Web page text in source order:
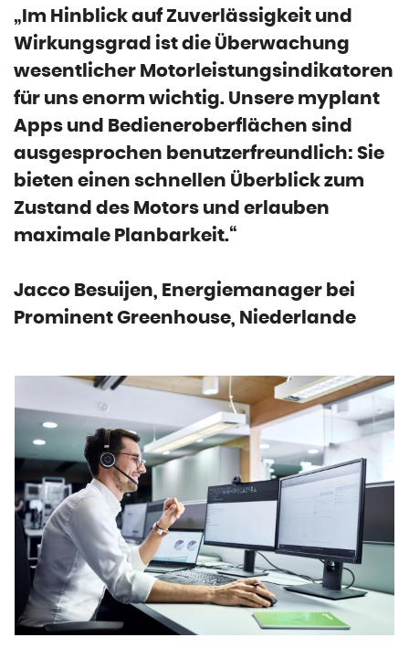
„Im Hinblick auf Zuverlässigkeit und
Wirkungsgrad ist die Überwachung
wesentlicher Motorleistungsindikatoren
für uns enorm wichtig. Unsere myplant
Apps und Bedieneroberflächen sind
ausgesprochen benutzerfreundlich: Sie
bieten einen schnellen Überblick zum
Zustand des Motors und erlauben
maximale Planbarkeit.“
Jacco Besuijen, Energiemanager bei
Prominent Greenhouse, Niederlande